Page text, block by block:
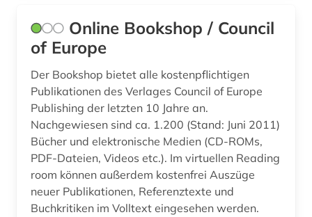
bibelwissenschaft (4)
bibliografie 1907-2005 (1)
bibliografie 1945-1990 (1)
bibliografin (3)
bibliographie (159)
Online Bookshop / Council
of Europe
Der Bookshop bietet alle kostenpflichtigen
Publikationen des Verlages Council of Europe
Publishing der letzten 10 Jahre an.
Nachgewiesen sind ca. 1.200 (Stand: Juni 2011)
Bücher und elektronische Medien (CD-ROMs,
PDF-Dateien, Videos etc.). Im virtuellen Reading
room können außerdem kostenfrei Auszüge
neuer Publikationen, Referenztexte und
Buchkritiken im Volltext eingesehen werden.